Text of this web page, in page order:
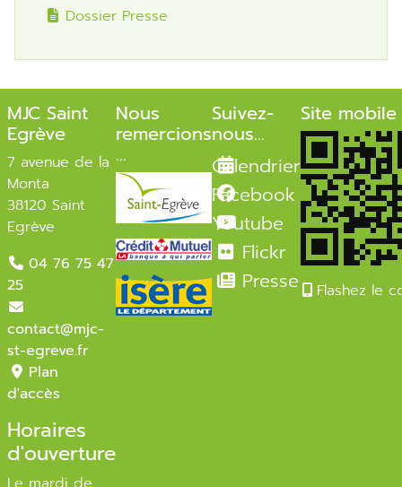
Dossier Presse
MJC Saint
Egrève
7 avenue de la
Monta
38120 Saint
Egrève
04 76 75 47
25
contact@mjc-
st-egreve.fr
Plan
d'accès
Horaires
d'ouverture
Nous
remercions
...
Suivez-
nous...
Calendrier
Facebook
Youtube
Flickr
Presse
Site mobile
Flashez le